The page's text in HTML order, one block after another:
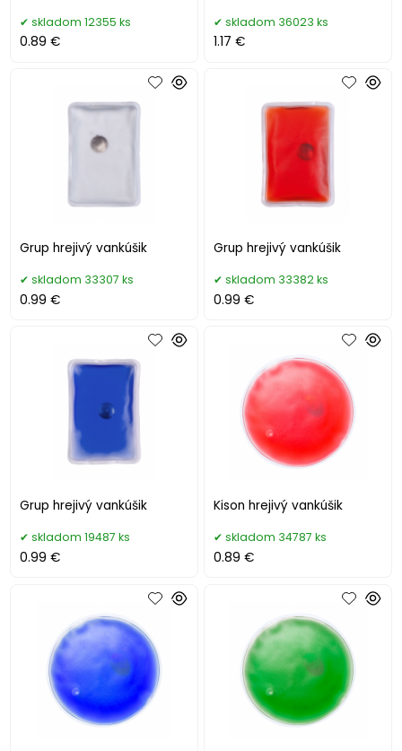
skladom 12355 ks
0.89 €
skladom 36023 ks
1.17 €
Grup hrejivý vankúšik
skladom 33307 ks
0.99 €
Grup hrejivý vankúšik
skladom 33382 ks
0.99 €
Grup hrejivý vankúšik
skladom 19487 ks
0.99 €
Kison hrejivý vankúšik
skladom 34787 ks
0.89 €